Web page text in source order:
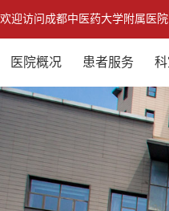
欢迎访问成都中医药大学附属医院
医院概况 患者服务